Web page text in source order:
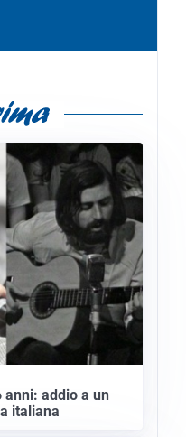
anni: addio a un
italiana